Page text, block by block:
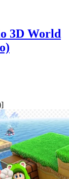
3D World